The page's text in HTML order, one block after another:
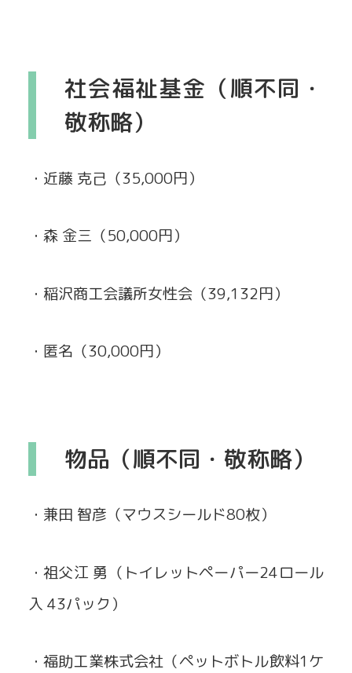
社会福祉基金（順不同・
敬称略）
・近藤 克己（35,000円）
・森 金三（50,000円）
・稲沢商工会議所女性会（39,132円）
・匿名（30,000円）
物品（順不同・敬称略）
・兼田 智彦（マウスシールド80枚）
・祖父江 勇（トイレットペーパー24ロール
入 43パック）
・福助工業株式会社（ペットボトル飲料1ケ